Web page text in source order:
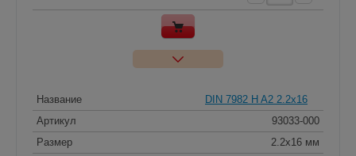
Название
DIN 7982 H A2 2.2x16
Артикул
93033-000
Размер
2.2x16 мм